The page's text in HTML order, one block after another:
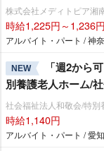
株式会社メディトピア湘
時給1,225円～1,236円
アルバイト・パート / 神
NEW
「週2から
別養護老人ホーム/
社会福祉法人和敬会/特
時給1,140円
アルバイト・パート / 愛